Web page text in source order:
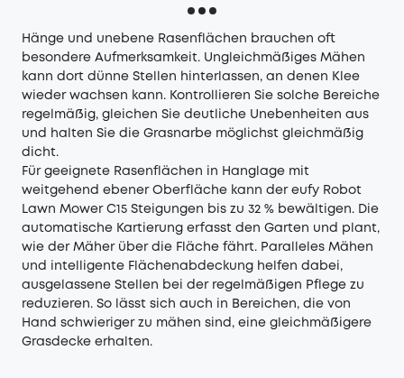
Hänge und unebene Rasenflächen brauchen oft
besondere Aufmerksamkeit. Ungleichmäßiges Mähen
kann dort dünne Stellen hinterlassen, an denen Klee
wieder wachsen kann. Kontrollieren Sie solche Bereiche
regelmäßig, gleichen Sie deutliche Unebenheiten aus
und halten Sie die Grasnarbe möglichst gleichmäßig
dicht.
Für geeignete Rasenflächen in Hanglage mit
weitgehend ebener Oberfläche kann der eufy Robot
Lawn Mower C15 Steigungen bis zu 32 % bewältigen. Die
automatische Kartierung erfasst den Garten und plant,
wie der Mäher über die Fläche fährt. Paralleles Mähen
und intelligente Flächenabdeckung helfen dabei,
ausgelassene Stellen bei der regelmäßigen Pflege zu
reduzieren. So lässt sich auch in Bereichen, die von
Hand schwieriger zu mähen sind, eine gleichmäßigere
Grasdecke erhalten.